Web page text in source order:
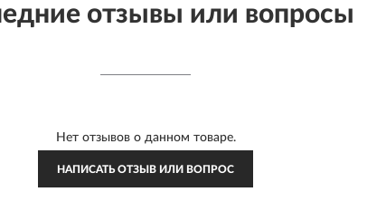
отзывы или вопросы
Нет отзывов о данном товаре.
НАПИСАТЬ ОТЗЫВ ИЛИ ВОПРОС